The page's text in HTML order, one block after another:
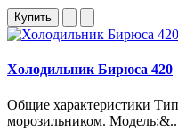
Купить
Холодильник Бирюса 420
Общие характеристики
морозильником. Модель:&..